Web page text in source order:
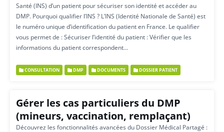
Santé (INS) d’un patient pour sécuriser son identité et accéder au
DMP. Pourquoi qualifier l’INS ? L’INS (Identité Nationale de Santé) est
le numéro unique d’identification du patient en France. Le qualifier
vous permet de : Sécuriser l’identité du patient : Vérifier que les
informations du patient correspondent…
CONSULTATION DMP DOCUMENTS DOSSIER PATIENT
Gérer les cas particuliers du DMP
(mineurs, vaccination, remplaçant)
Découvrez les fonctionnalités avancées du Dossier Médical Partagé :